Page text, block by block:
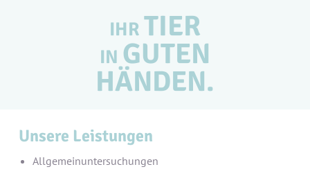
IHR TIER
IN GUTEN
HÄNDEN.
Unsere Leistungen
Allgemeinuntersuchungen